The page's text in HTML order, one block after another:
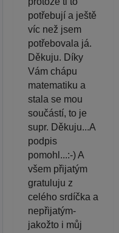
potřebují a ještě
víc než jsem
potřebovala já.
Děkuju. Díky
Vám chápu
matematiku a
stala se mou
součástí, to je
supr. Děkuju...A
podpis
pomohl...:-) A
všem přijatým
gratuluju z
celého srdíčka a
nepřijatým-
jakožto i můj